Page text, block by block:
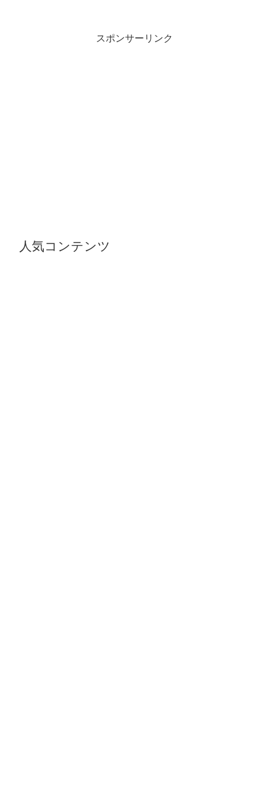
スポンサーリンク
人気コンテンツ